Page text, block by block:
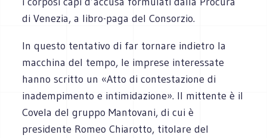
di Venezia, a libro-paga del Consorzio.
In questo tentativo di far tornare indietro la
macchina del tempo, le imprese interessate
hanno scritto un «Atto di contestazione di
inadempimento e intimidazione». Il mittente è il
Covela del gruppo Mantovani, di cui è
presidente Romeo Chiarotto, titolare del